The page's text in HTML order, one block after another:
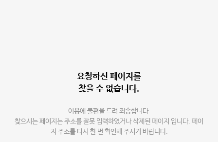
요청하신 페이지를
찾을 수 없습니다.
이용에 불편을 드려 죄송합니다.
찾으시는 페이지는 주소를 잘못 입력하였거나 삭제된 페이지 입니다. 페이
지 주소를 다시 한 번 확인해 주시기 바랍니다.